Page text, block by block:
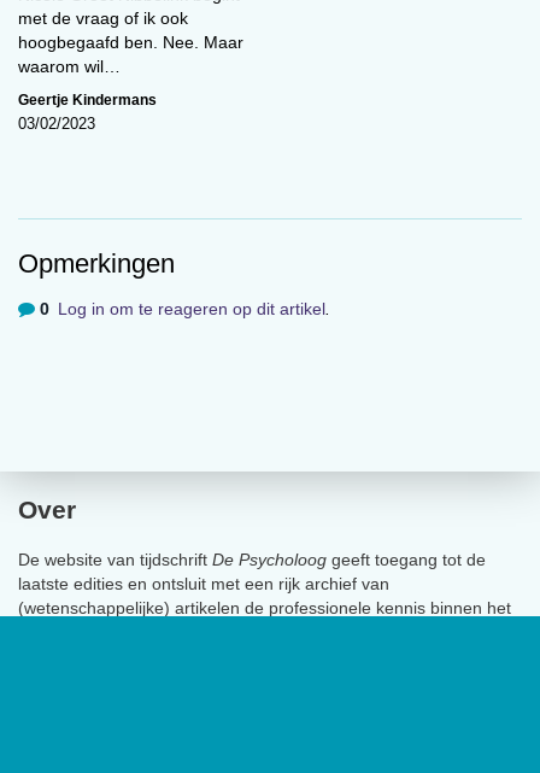
met de vraag of ik ook
hoogbegaafd ben. Nee. Maar
waarom wil…
Geertje Kindermans
03/02/2023
Opmerkingen
0 Log in om te reageren op dit artikel
Over
De website van tijdschrift De Psycholoog geeft toegang tot de
laatste edities en ontsluit met een rijk archief van
(wetenschappelijke) artikelen de professionele kennis binnen het